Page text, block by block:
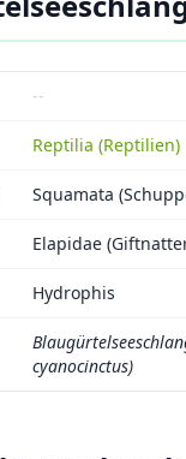
--
Reptilia (Reptilien)
Squamata
Elapidae
Hydrophis
cyanocinctus)